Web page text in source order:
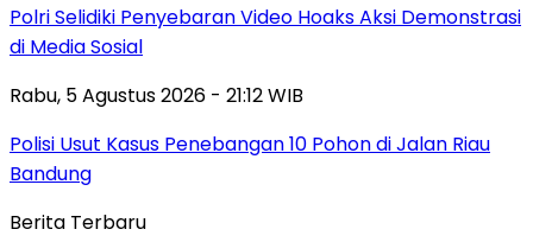
Polri Selidiki Penyebaran Video Hoaks Aksi Demonstrasi
di Media Sosial
Rabu, 5 Agustus 2026 - 21:12 WIB
Polisi Usut Kasus Penebangan 10 Pohon di Jalan Riau
Bandung
Berita Terbaru